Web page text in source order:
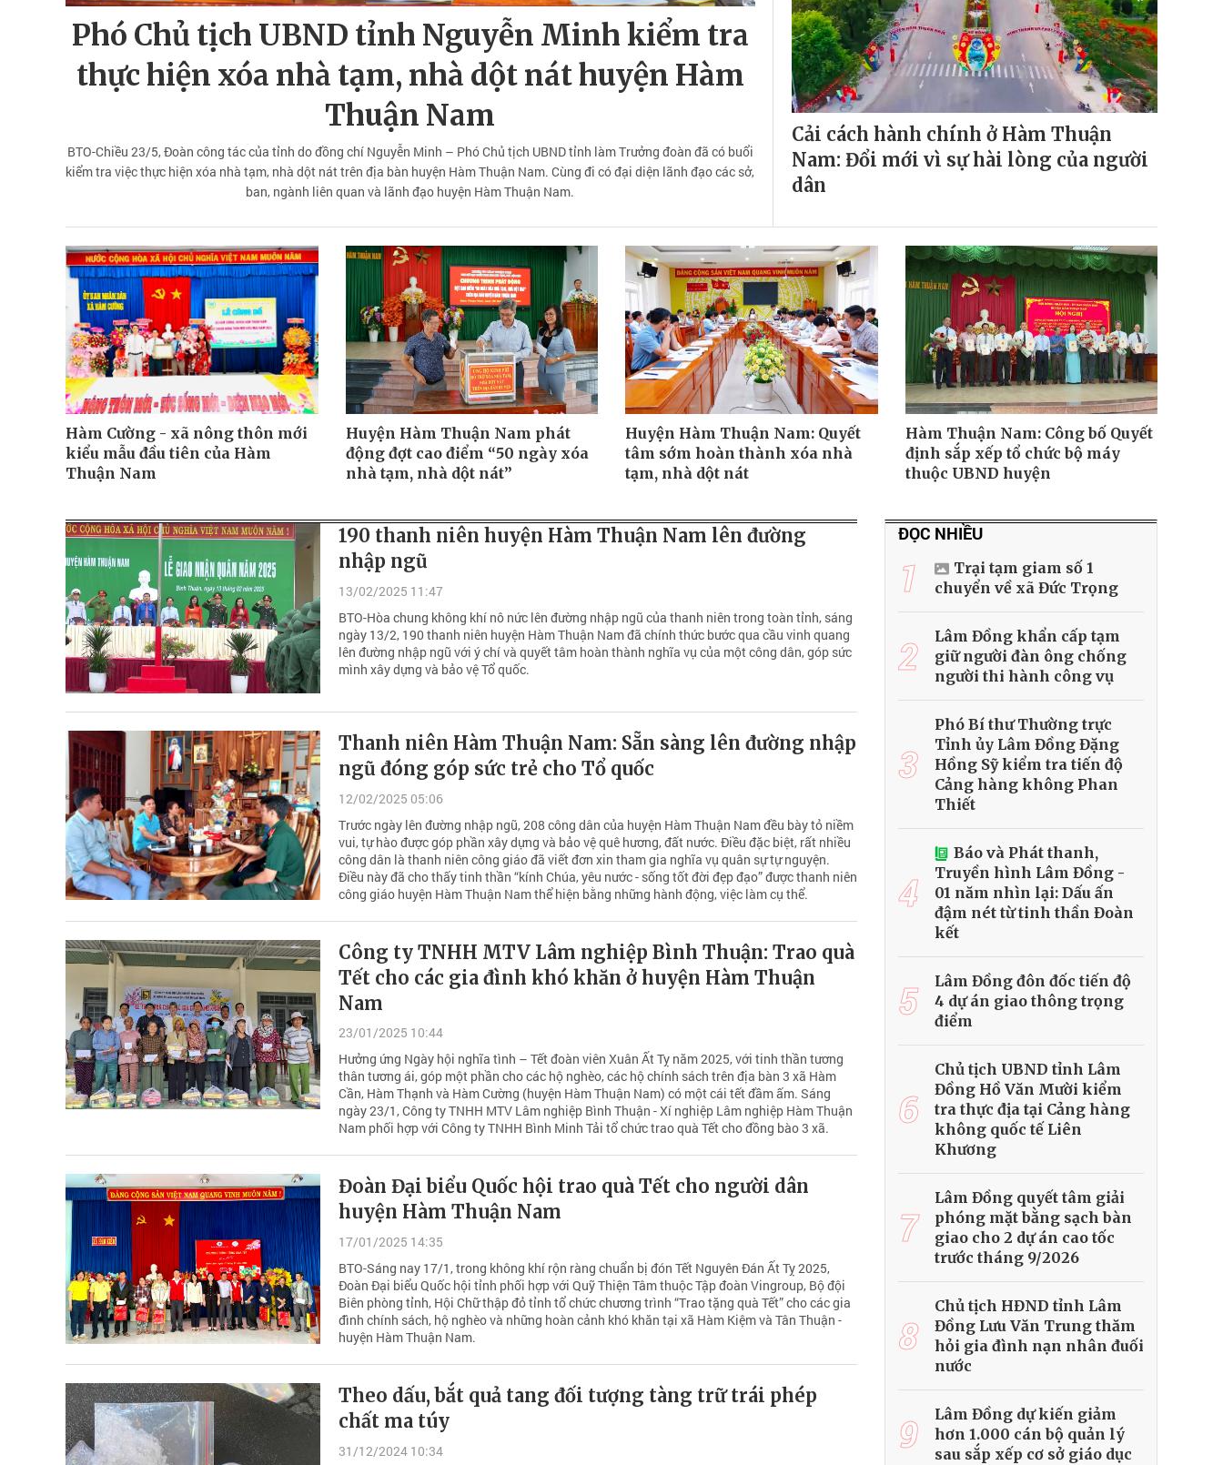
Phó Chủ tịch UBND tỉnh Nguyễn Minh kiểm tra
thực hiện xóa nhà tạm, nhà dột nát huyện Hàm
Thuận Nam
BTO-Chiều 23/5, Đoàn công tác của tỉnh do đồng chí Nguyễn Minh – Phó Chủ tịch UBND tỉnh làm Trưởng đoàn đã có buổi
kiểm tra việc thực hiện xóa nhà tạm, nhà dột nát trên địa bàn huyện Hàm Thuận Nam. Cùng đi có đại diện lãnh đạo các sở,
ban, ngành liên quan và lãnh đạo huyện Hàm Thuận Nam.
Cải cách hành chính ở Hàm Thuận
Nam: Đổi mới vì sự hài lòng của người
dân
Hàm Cường - xã nông thôn mới
kiểu mẫu đầu tiên của Hàm
Thuận Nam
Huyện Hàm Thuận Nam phát
động đợt cao điểm “50 ngày xóa
nhà tạm, nhà dột nát”
Huyện Hàm Thuận Nam: Quyết
tâm sớm hoàn thành xóa nhà
tạm, nhà dột nát
Hàm Thuận Nam: Công bố Quyết
định sắp xếp tổ chức bộ máy
thuộc UBND huyện
190 thanh niên huyện Hàm Thuận Nam lên đường
nhập ngũ
13/02/2025 11:47
BTO-Hòa chung không khí nô nức lên đường nhập ngũ của thanh niên trong toàn tỉnh, sáng
ngày 13/2, 190 thanh niên huyện Hàm Thuận Nam đã chính thức bước qua cầu vinh quang
lên đường nhập ngũ với ý chí và quyết tâm hoàn thành nghĩa vụ của một công dân, góp sức
mình xây dựng và bảo vệ Tổ quốc.
Thanh niên Hàm Thuận Nam: Sẵn sàng lên đường nhập
ngũ đóng góp sức trẻ cho Tổ quốc
12/02/2025 05:06
Trước ngày lên đường nhập ngũ, 208 công dân của huyện Hàm Thuận Nam đều bày tỏ niềm
vui, tự hào được góp phần xây dựng và bảo vệ quê hương, đất nước. Điều đặc biệt, rất nhiều
công dân là thanh niên công giáo đã viết đơn xin tham gia nghĩa vụ quân sự tự nguyện.
Điều này đã cho thấy tinh thần “kính Chúa, yêu nước - sống tốt đời đẹp đạo” được thanh niên
công giáo huyện Hàm Thuận Nam thể hiện bằng những hành động, việc làm cụ thể.
Công ty TNHH MTV Lâm nghiệp Bình Thuận: Trao quà
Tết cho các gia đình khó khăn ở huyện Hàm Thuận
Nam
23/01/2025 10:44
Hưởng ứng Ngày hội nghĩa tình – Tết đoàn viên Xuân Ất Tỵ năm 2025, với tinh thần tương
thân tương ái, góp một phần cho các hộ nghèo, các hộ chính sách trên địa bàn 3 xã Hàm
Cần, Hàm Thạnh và Hàm Cường (huyện Hàm Thuận Nam) có một cái tết đầm ấm. Sáng
ngày 23/1, Công ty TNHH MTV Lâm nghiệp Bình Thuận - Xí nghiệp Lâm nghiệp Hàm Thuận
Nam phối hợp với Công ty TNHH Bình Minh Tải tổ chức trao quà Tết cho đồng bào 3 xã.
Đoàn Đại biểu Quốc hội trao quà Tết cho người dân
huyện Hàm Thuận Nam
17/01/2025 14:35
BTO-Sáng nay 17/1, trong không khí rộn ràng chuẩn bị đón Tết Nguyên Đán Ất Tỵ 2025,
Đoàn Đại biểu Quốc hội tỉnh phối hợp với Quỹ Thiện Tâm thuộc Tập đoàn Vingroup, Bộ đội
Biên phòng tỉnh, Hội Chữ thập đỏ tỉnh tổ chức chương trình “Trao tặng quà Tết” cho các gia
đình chính sách, hộ nghèo và những hoàn cảnh khó khăn tại xã Hàm Kiệm và Tân Thuận -
huyện Hàm Thuận Nam.
Theo dấu, bắt quả tang đối tượng tàng trữ trái phép
chất ma túy
31/12/2024 10:34
ĐỌC NHIỀU
1
Trại tạm giam số 1
chuyển về xã Đức Trọng
2
Lâm Đồng khẩn cấp tạm
giữ người đàn ông chống
người thi hành công vụ
3
Phó Bí thư Thường trực
Tỉnh ủy Lâm Đồng Đặng
Hồng Sỹ kiểm tra tiến độ
Cảng hàng không Phan
Thiết
4
Báo và Phát thanh,
Truyền hình Lâm Đồng -
01 năm nhìn lại: Dấu ấn
đậm nét từ tinh thần Đoàn
kết
5
Lâm Đồng đôn đốc tiến độ
4 dự án giao thông trọng
điểm
6
Chủ tịch UBND tỉnh Lâm
Đồng Hồ Văn Mười kiểm
tra thực địa tại Cảng hàng
không quốc tế Liên
Khương
7
Lâm Đồng quyết tâm giải
phóng mặt bằng sạch bàn
giao cho 2 dự án cao tốc
trước tháng 9/2026
8
Chủ tịch HĐND tỉnh Lâm
Đồng Lưu Văn Trung thăm
hỏi gia đình nạn nhân đuối
nước
9
Lâm Đồng dự kiến giảm
hơn 1.000 cán bộ quản lý
sau sắp xếp cơ sở giáo dục